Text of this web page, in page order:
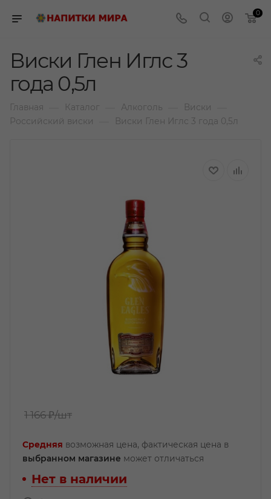
0
Виски Глен Иглс 3
года 0,5л
Главная Каталог Алкоголь Виски
Российский виски Виски Глен Иглс 3 года 0,5л
1 166 ₽/шт
Средняя возможная цена, фактическая цена в
выбранном магазине может отличаться
Нет в наличии